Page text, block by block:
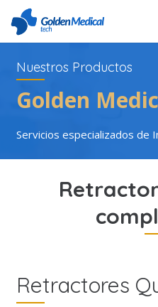
Nuestros Productos
Golden
Servicios especializados de
Retractores